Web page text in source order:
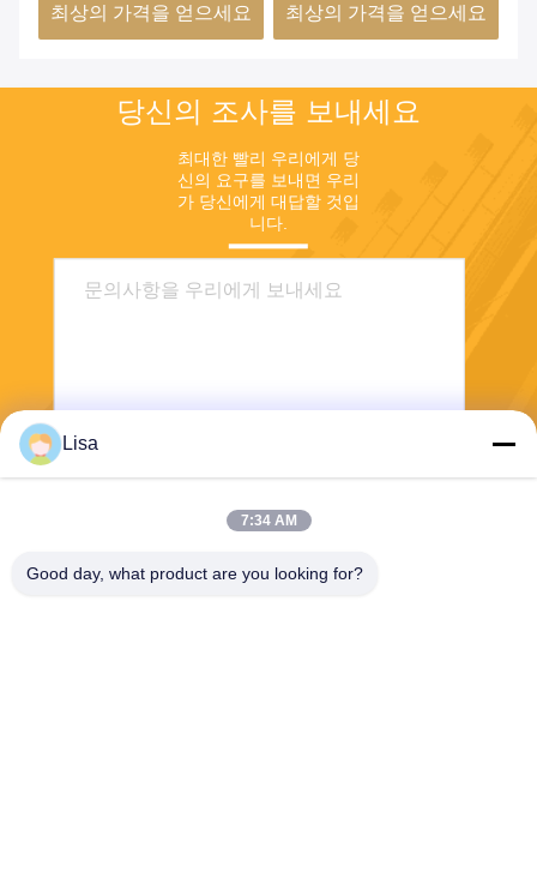
최상의 가격을 얻으세요
튜브
최상의 가격을 얻으세요
당신의 조사를 보내세요
최대한 빨리 우리에게 당
신의 요구를 보내면 우리
가 당신에게 대답할 것입
니다.
Lisa
7:34 AM
Good day, what product are you looking for?